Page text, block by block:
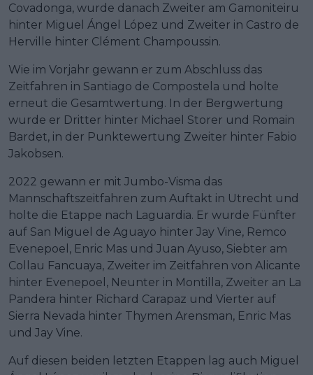
Covadonga, wurde danach Zweiter am Gamoniteiru
hinter Miguel Ángel López und Zweiter in Castro de
Herville hinter Clément Champoussin.
Wie im Vorjahr gewann er zum Abschluss das
Zeitfahren in Santiago de Compostela und holte
erneut die Gesamtwertung. In der Bergwertung
wurde er Dritter hinter Michael Storer und Romain
Bardet, in der Punktewertung Zweiter hinter Fabio
Jakobsen.
2022 gewann er mit Jumbo-Visma das
Mannschaftszeitfahren zum Auftakt in Utrecht und
holte die Etappe nach Laguardia. Er wurde Fünfter
auf San Miguel de Aguayo hinter Jay Vine, Remco
Evenepoel, Enric Mas und Juan Ayuso, Siebter am
Collau Fancuaya, Zweiter im Zeitfahren von Alicante
hinter Evenepoel, Neunter in Montilla, Zweiter an La
Pandera hinter Richard Carapaz und Vierter auf
Sierra Nevada hinter Thymen Arensman, Enric Mas
und Jay Vine.
Auf diesen beiden letzten Etappen lag auch Miguel